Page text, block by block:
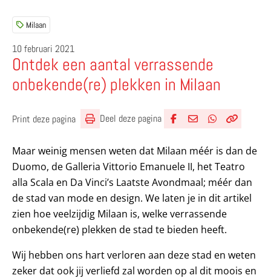
Milaan
10 februari 2021
Ontdek een aantal verrassende
onbekende(re) plekken in Milaan
Print deze pagina Deel deze pagina
Maar weinig mensen weten dat Milaan méér is dan de
Duomo, de Galleria Vittorio Emanuele II, het Teatro
alla Scala en Da Vinci’s Laatste Avondmaal; méér dan
de stad van mode en design. We laten je in dit artikel
zien hoe veelzijdig Milaan is, welke verrassende
onbekende(re) plekken de stad te bieden heeft.
Wij hebben ons hart verloren aan deze stad en weten
zeker dat ook jij verliefd zal worden op al dit moois en